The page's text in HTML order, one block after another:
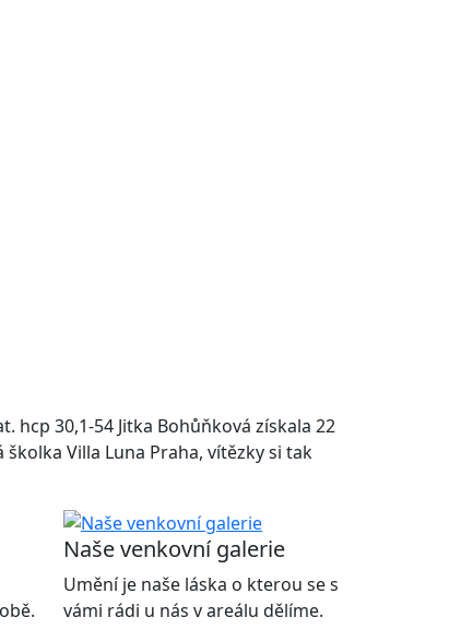
hcp 30,1-54 Jitka Bohůňková získala 22
Villa Luna Praha, vítězky si tak
Naše venkovní galerie
Umění je naše láska o kterou se s
vámi rádi u nás v areálu dělíme.